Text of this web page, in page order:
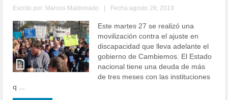
Escrito por: Marcos Maldonado Fecha:agosto 28, 2019
Este martes 27 se realizó una
movilización contra el ajuste en
discapacidad que lleva adelante el
gobierno de Cambiemos. El Estado
nacional tiene una deuda de más
de tres meses con las instituciones
q ...